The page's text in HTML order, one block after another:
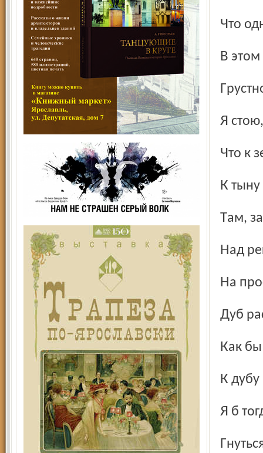
Что
В
Я
Что к
К
Там,
Над
На
Дуб
Как
К
Я б